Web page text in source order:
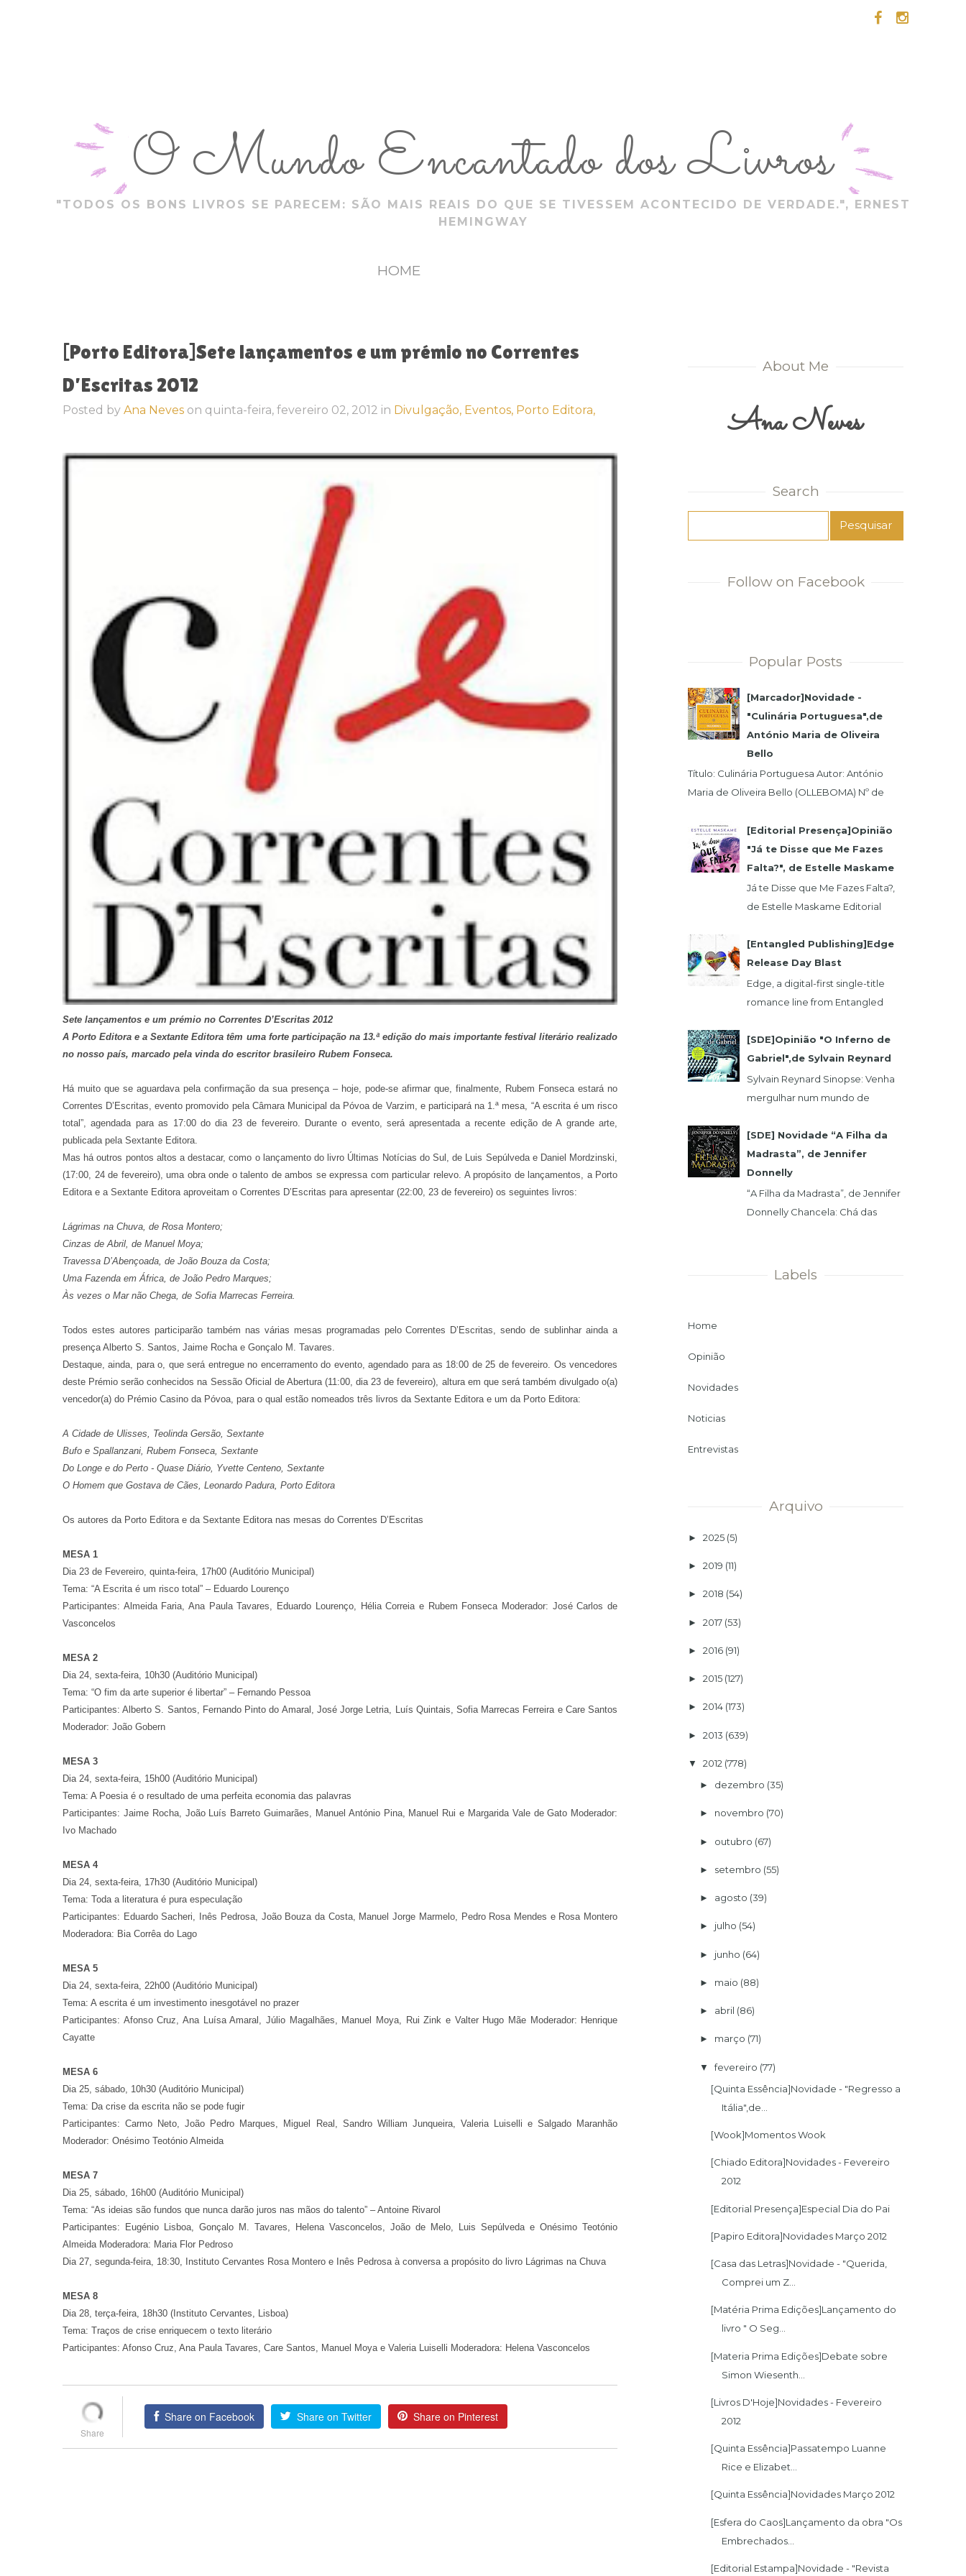
O Mundo Encantado dos Livros
"TODOS OS BONS LIVROS SE PARECEM: SÃO MAIS REAIS DO QUE SE TIVESSEM ACONTECIDO DE VERDADE.", ERNEST
HEMINGWAY
HOME
[Porto Editora]Sete lançamentos e um prémio no Correntes
D’Escritas 2012
Posted by Ana Neves on quinta-feira, fevereiro 02, 2012 in Divulgação, Eventos, Porto Editora,
Sete lançamentos e um prémio no Correntes D’Escritas 2012
A Porto Editora e a Sextante Editora têm uma forte participação na 13.ª edição do mais importante festival literário realizado
no nosso país, marcado pela vinda do escritor brasileiro Rubem Fonseca.
Há muito que se aguardava pela confirmação da sua presença – hoje, pode-se afirmar que, finalmente, Rubem Fonseca estará no
Correntes D’Escritas, evento promovido pela Câmara Municipal da Póvoa de Varzim, e participará na 1.ª mesa, “A escrita é um risco
total”, agendada para as 17:00 do dia 23 de fevereiro. Durante o evento, será apresentada a recente edição de A grande arte,
publicada pela Sextante Editora.
Mas há outros pontos altos a destacar, como o lançamento do livro Últimas Notícias do Sul, de Luis Sepúlveda e Daniel Mordzinski,
(17:00, 24 de fevereiro), uma obra onde o talento de ambos se expressa com particular relevo. A propósito de lançamentos, a Porto
Editora e a Sextante Editora aproveitam o Correntes D’Escritas para apresentar (22:00, 23 de fevereiro) os seguintes livros:
Lágrimas na Chuva, de Rosa Montero;
Cinzas de Abril, de Manuel Moya;
Travessa D’Abençoada, de João Bouza da Costa;
Uma Fazenda em África, de João Pedro Marques;
Às vezes o Mar não Chega, de Sofia Marrecas Ferreira.
Todos estes autores participarão também nas várias mesas programadas pelo Correntes D’Escritas, sendo de sublinhar ainda a
presença Alberto S. Santos, Jaime Rocha e Gonçalo M. Tavares.
Destaque, ainda, para o, que será entregue no encerramento do evento, agendado para as 18:00 de 25 de fevereiro. Os vencedores
deste Prémio serão conhecidos na Sessão Oficial de Abertura (11:00, dia 23 de fevereiro), altura em que será também divulgado o(a)
vencedor(a) do Prémio Casino da Póvoa, para o qual estão nomeados três livros da Sextante Editora e um da Porto Editora:
A Cidade de Ulisses, Teolinda Gersão, Sextante
Bufo e Spallanzani, Rubem Fonseca, Sextante
Do Longe e do Perto - Quase Diário, Yvette Centeno, Sextante
O Homem que Gostava de Cães, Leonardo Padura, Porto Editora
Os autores da Porto Editora e da Sextante Editora nas mesas do Correntes D’Escritas
MESA 1
Dia 23 de Fevereiro, quinta-feira, 17h00 (Auditório Municipal)
Tema: “A Escrita é um risco total” – Eduardo Lourenço
Participantes: Almeida Faria, Ana Paula Tavares, Eduardo Lourenço, Hélia Correia e Rubem Fonseca Moderador: José Carlos de
Vasconcelos
MESA 2
Dia 24, sexta-feira, 10h30 (Auditório Municipal)
Tema: “O fim da arte superior é libertar” – Fernando Pessoa
Participantes: Alberto S. Santos, Fernando Pinto do Amaral, José Jorge Letria, Luís Quintais, Sofia Marrecas Ferreira e Care Santos
Moderador: João Gobern
MESA 3
Dia 24, sexta-feira, 15h00 (Auditório Municipal)
Tema: A Poesia é o resultado de uma perfeita economia das palavras
Participantes: Jaime Rocha, João Luís Barreto Guimarães, Manuel António Pina, Manuel Rui e Margarida Vale de Gato Moderador:
Ivo Machado
MESA 4
Dia 24, sexta-feira, 17h30 (Auditório Municipal)
Tema: Toda a literatura é pura especulação
Participantes: Eduardo Sacheri, Inês Pedrosa, João Bouza da Costa, Manuel Jorge Marmelo, Pedro Rosa Mendes e Rosa Montero
Moderadora: Bia Corrêa do Lago
MESA 5
Dia 24, sexta-feira, 22h00 (Auditório Municipal)
Tema: A escrita é um investimento inesgotável no prazer
Participantes: Afonso Cruz, Ana Luísa Amaral, Júlio Magalhães, Manuel Moya, Rui Zink e Valter Hugo Mãe Moderador: Henrique
Cayatte
MESA 6
Dia 25, sábado, 10h30 (Auditório Municipal)
Tema: Da crise da escrita não se pode fugir
Participantes: Carmo Neto, João Pedro Marques, Miguel Real, Sandro William Junqueira, Valeria Luiselli e Salgado Maranhão
Moderador: Onésimo Teotónio Almeida
MESA 7
Dia 25, sábado, 16h00 (Auditório Municipal)
Tema: “As ideias são fundos que nunca darão juros nas mãos do talento” – Antoine Rivarol
Participantes: Eugénio Lisboa, Gonçalo M. Tavares, Helena Vasconcelos, João de Melo, Luis Sepúlveda e Onésimo Teotónio
Almeida Moderadora: Maria Flor Pedroso
Dia 27, segunda-feira, 18:30, Instituto Cervantes Rosa Montero e Inês Pedrosa à conversa a propósito do livro Lágrimas na Chuva
MESA 8
Dia 28, terça-feira, 18h30 (Instituto Cervantes, Lisboa)
Tema: Traços de crise enriquecem o texto literário
Participantes: Afonso Cruz, Ana Paula Tavares, Care Santos, Manuel Moya e Valeria Luiselli Moderadora: Helena Vasconcelos
Share on Facebook Share on Twitter Share on Pinterest
About Me
Ana Neves
Search
Follow on Facebook
Popular Posts
[Marcador]Novidade -
"Culinária Portuguesa",de
António Maria de Oliveira
Bello
Título: Culinária Portuguesa Autor: António
Maria de Oliveira Bello (OLLEBOMA) Nº de
[Editorial Presença]Opinião
"Já te Disse que Me Fazes
Falta?", de Estelle Maskame
Já te Disse que Me Fazes Falta?,
de Estelle Maskame Editorial
Uma última oportunidade para o
amor. P...
[Entangled Publishing]Edge
Release Day Blast
Edge, a digital-first single-title
romance line from Entangled
popular Select imprint but gives
its...
[SDE]Opinião "O Inferno de
Gabriel",de Sylvain Reynard
Sylvain Reynard Sinopse: Venha
mergulhar num mundo de
sem limites....
[SDE] Novidade “A Filha da
Madrasta”, de Jennifer
Donnelly
“A Filha da Madrasta”, de Jennifer
Donnelly Chancela: Chá das
Labels
Home
Opinião
Novidades
Noticias
Entrevistas
Arquivo
► 2025 (5)
► 2019 (11)
► 2018 (54)
► 2017 (53)
► 2016 (91)
► 2015 (127)
► 2014 (173)
► 2013 (639)
▼ 2012 (778)
► dezembro (35)
► novembro (70)
► outubro (67)
► setembro (55)
► agosto (39)
► julho (54)
► junho (64)
► maio (88)
► abril (86)
► março (71)
▼fevereiro (77)
[Quinta Essência]Novidade - "Regresso a
Itália",de...
[Wook]Momentos Wook
[Chiado Editora]Novidades - Fevereiro
2012
[Editorial Presença]Especial Dia do Pai
[Papiro Editora]Novidades Março 2012
[Casa das Letras]Novidade - "Querida,
Comprei um Z...
[Matéria Prima Edições]Lançamento do
livro " O Seg...
[Materia Prima Edições]Debate sobre
Simon Wiesenth...
[Livros D'Hoje]Novidades - Fevereiro
2012
[Quinta Essência]Passatempo Luanne
Rice e Elizabet...
[Quinta Essência]Novidades Março 2012
[Esfera do Caos]Lançamento da obra "Os
Embrechados...
[Editorial Estampa]Novidade - "Revista